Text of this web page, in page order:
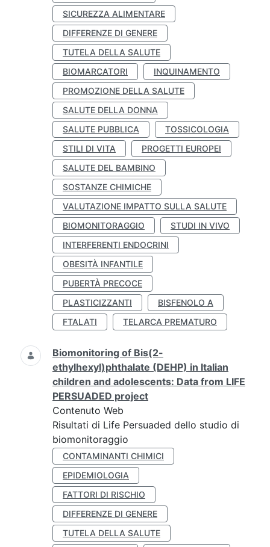
SICUREZZA ALIMENTARE
DIFFERENZE DI GENERE
TUTELA DELLA SALUTE
BIOMARCATORI
INQUINAMENTO
PROMOZIONE DELLA SALUTE
SALUTE DELLA DONNA
SALUTE PUBBLICA
TOSSICOLOGIA
STILI DI VITA
PROGETTI EUROPEI
SALUTE DEL BAMBINO
SOSTANZE CHIMICHE
VALUTAZIONE IMPATTO SULLA SALUTE
BIOMONITORAGGIO
STUDI IN VIVO
INTERFERENTI ENDOCRINI
OBESITÀ INFANTILE
PUBERTÀ PRECOCE
PLASTICIZZANTI
BISFENOLO A
FTALATI
TELARCA PREMATURO
Biomonitoring of Bis(2-
ethylhexyl)phthalate (DEHP) in Italian
children and adolescents: Data from LIFE
PERSUADED project
Contenuto Web
Risultati di Life Persuaded dello studio di
biomonitoraggio
CONTAMINANTI CHIMICI
EPIDEMIOLOGIA
FATTORI DI RISCHIO
DIFFERENZE DI GENERE
TUTELA DELLA SALUTE